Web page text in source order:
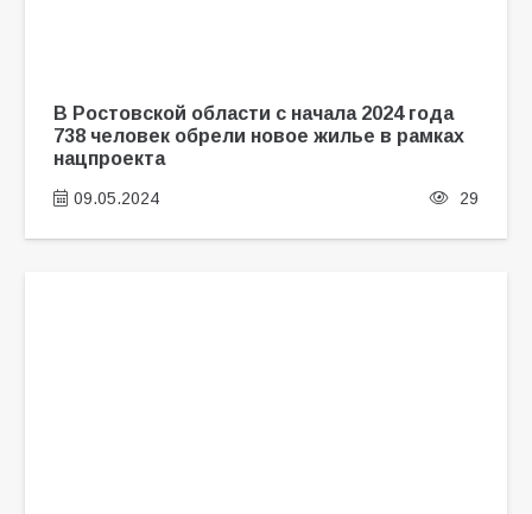
В Ростовской области с начала 2024 года
738 человек обрели новое жилье в рамках
нацпроекта
09.05.2024 29